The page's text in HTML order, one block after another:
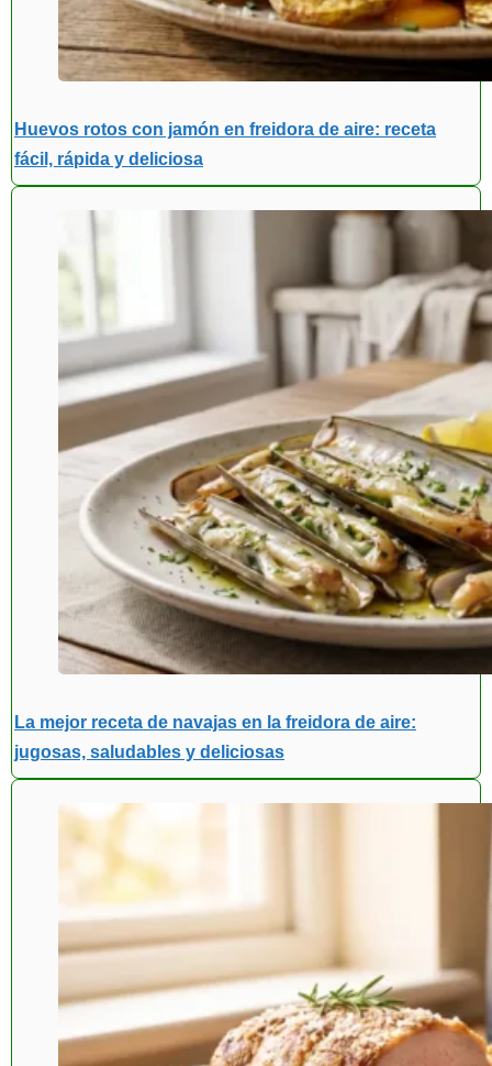
Huevos rotos con jamón en freidora de aire: receta
fácil, rápida y deliciosa
La mejor receta de navajas en la freidora de aire:
jugosas, saludables y deliciosas